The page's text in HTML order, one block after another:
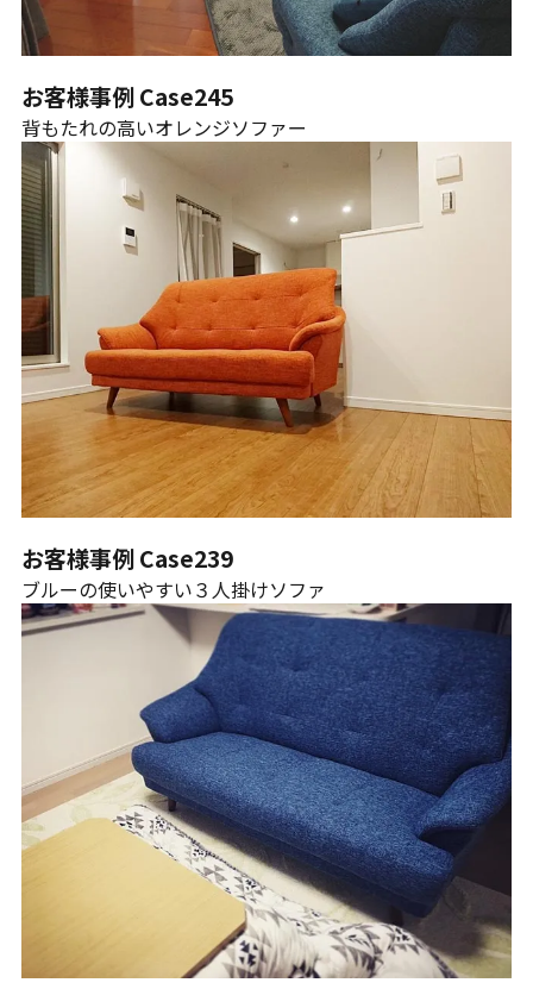
お客様事例 Case245
背もたれの高いオレンジソファー
お客様事例 Case239
ブルーの使いやすい３人掛けソファ